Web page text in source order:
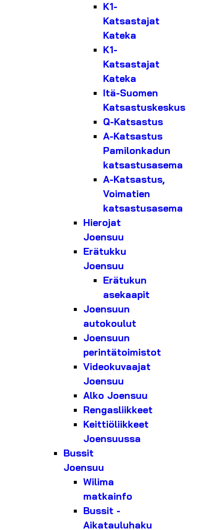
K1-
Katsastajat
Kateka
K1-
Katsastajat
Kateka
Itä-Suomen
Katsastuskeskus
Q-Katsastus
A-Katsastus
Pamilonkadun
katsastusasema
A-Katsastus,
Voimatien
katsastusasema
Hierojat
Joensuu
Erätukku
Joensuu
Erätukun
asekaapit
Joensuun
autokoulut
Joensuun
perintätoimistot
Videokuvaajat
Joensuu
Alko Joensuu
Rengasliikkeet
Keittiöliikkeet
Joensuussa
Bussit
Joensuu
Wilima
matkainfo
Bussit -
Aikatauluhaku